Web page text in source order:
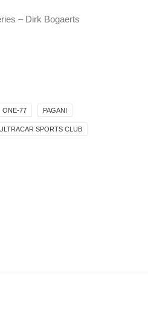
– Dirk Bogaerts
ONE-77 PAGANI
SPORTS CLUB